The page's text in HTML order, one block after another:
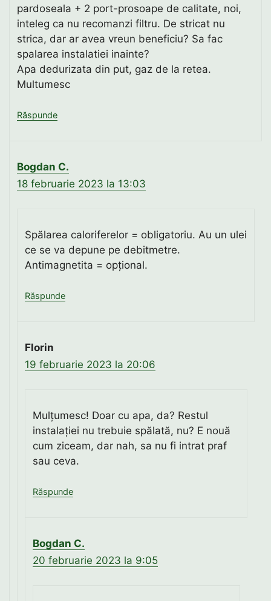
pardoseala + 2 port-prosoape de calitate, noi,
inteleg ca nu recomanzi filtru. De stricat nu
strica, dar ar avea vreun beneficiu? Sa fac
spalarea instalatiei inainte?
Apa dedurizata din put, gaz de la retea.
Multumesc
Răspunde
Bogdan C.
18 februarie 2023 la 13:03
Spălarea caloriferelor = obligatoriu. Au un ulei
ce se va depune pe debitmetre.
Antimagnetita = opțional.
Răspunde
Florin
19 februarie 2023 la 20:06
Mulțumesc! Doar cu apa, da? Restul
instalației nu trebuie spălată, nu? E nouă
cum ziceam, dar nah, sa nu fi intrat praf
sau ceva.
Răspunde
Bogdan C.
20 februarie 2023 la 9:05